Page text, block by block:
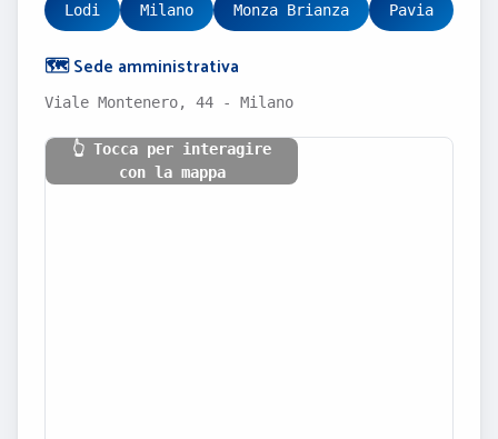
Lodi Milano Monza Brianza Pavia
🗺️ Sede amministrativa
Viale Montenero, 44 - Milano
👆 Tocca per interagire
con la mappa